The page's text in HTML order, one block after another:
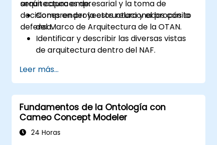
arquitectura empresarial y la toma de
decisiones en proyectos relacionados con la
defensa.
serán capaces de:
Comprender la estructura y el propósito
del Marco de Arquitectura de la OTAN.
Identificar y describir las diversas vistas
de arquitectura dentro del NAF.
interesadas a los componentes
arquitectónicos.
Utilizar herramientas como Sparx
Enterprise Architect para crear modelos
conformes con el NAF.
Leer más...
Fundamentos de la Ontología con
Cameo Concept Modeler
24 Horas